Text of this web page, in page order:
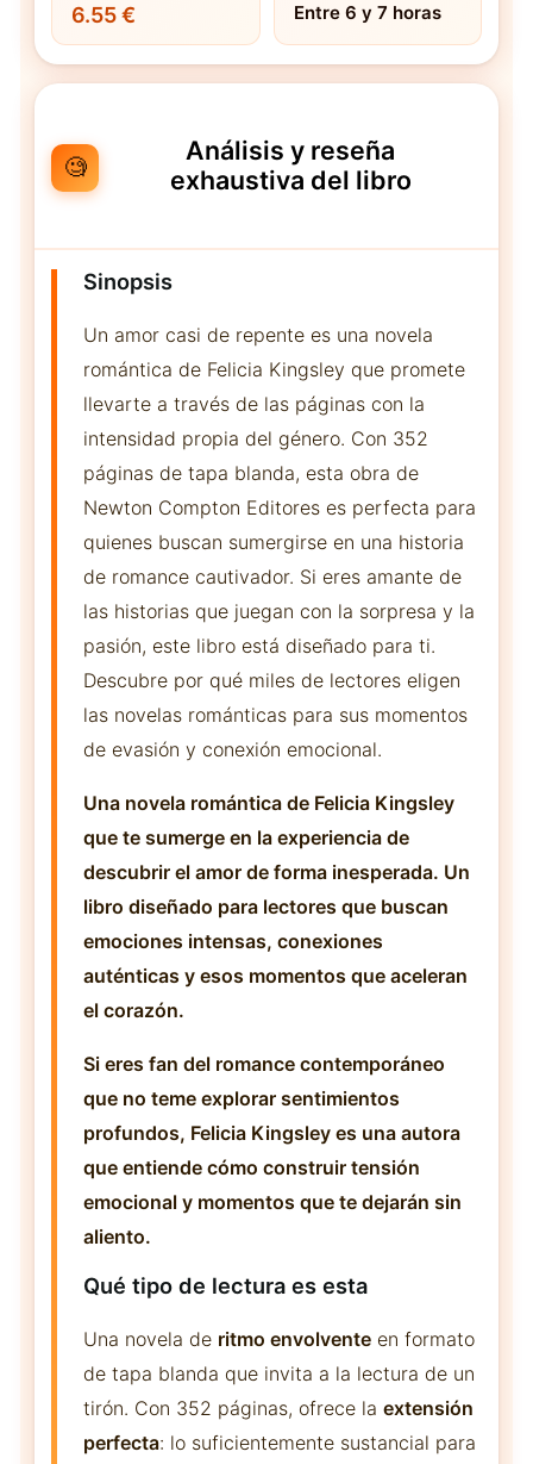
6.55 € Entre 6 y 7 horas
🧐
Análisis y reseña
exhaustiva del libro
Sinopsis
Un amor casi de repente es una novela
romántica de Felicia Kingsley que promete
llevarte a través de las páginas con la
intensidad propia del género. Con 352
páginas de tapa blanda, esta obra de
Newton Compton Editores es perfecta para
quienes buscan sumergirse en una historia
de romance cautivador. Si eres amante de
las historias que juegan con la sorpresa y la
pasión, este libro está diseñado para ti.
Descubre por qué miles de lectores eligen
las novelas románticas para sus momentos
de evasión y conexión emocional.
Una novela romántica de Felicia Kingsley
que te sumerge en la experiencia de
descubrir el amor de forma inesperada. Un
libro diseñado para lectores que buscan
emociones intensas, conexiones
auténticas y esos momentos que aceleran
el corazón.
Si eres fan del romance contemporáneo
que no teme explorar sentimientos
profundos, Felicia Kingsley es una autora
que entiende cómo construir tensión
emocional y momentos que te dejarán sin
aliento.
Qué tipo de lectura es esta
Una novela de ritmo envolvente en formato
de tapa blanda que invita a la lectura de un
tirón. Con 352 páginas, ofrece la extensión
perfecta: lo suficientemente sustancial para